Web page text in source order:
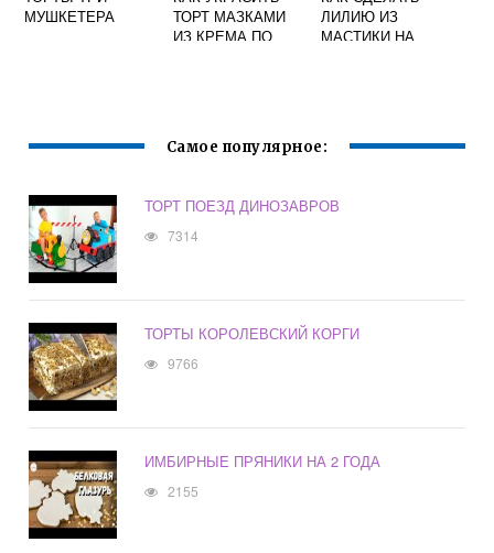
МУШКЕТЕРА
ТОРТ МАЗКАМИ
ИЗ КРЕМА ПО
ЛИЛИЮ ИЗ
МАСТИКИ НА
Самое популярное:
ТОРТ ПОЕЗД ДИНОЗАВРОВ
7314
ТОРТЫ КОРОЛЕВСКИЙ КОРГИ
9766
ИМБИРНЫЕ ПРЯНИКИ НА 2 ГОДА
2155